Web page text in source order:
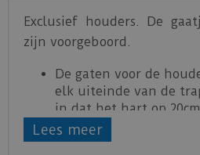
Exclusief houders. De
zijn voorgeboord.
De gaten voor de
elk uiteinde van de
in dat het hart op
Bij leuningen met meer
worden de overige
Lees meer